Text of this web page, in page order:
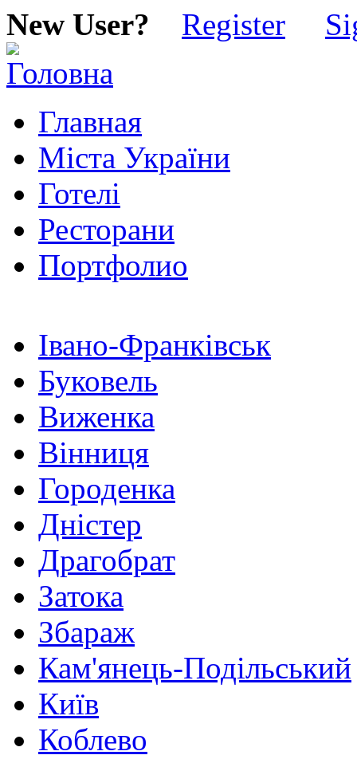
New User? Register
Главная
Міста України
Готелі
Ресторани
Портфолио
Івано-Франківськ
Буковель
Виженка
Вінниця
Городенка
Дністер
Драгобрат
Затока
Збараж
Кам'янець-Подільський
Київ
Коблево